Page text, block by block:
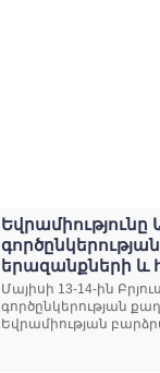
Եվրամիությունը
երազանքների և
Մայիսի 13-14-ին
գործընկերության
Եվրամիության